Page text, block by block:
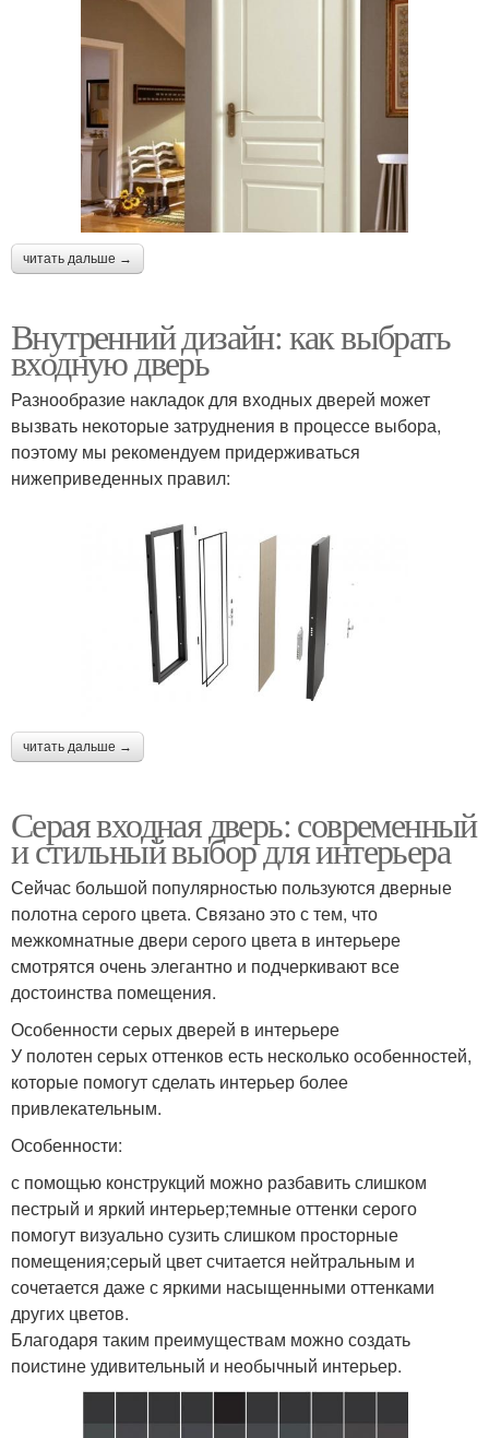
читать дальше →
Внутренний дизайн: как выбрать
входную дверь
Разнообразие накладок для входных дверей может
вызвать некоторые затруднения в процессе выбора,
поэтому мы рекомендуем придерживаться
нижеприведенных правил:
читать дальше →
Серая входная дверь: современный
и стильный выбор для интерьера
Сейчас большой популярностью пользуются дверные
полотна серого цвета. Связано это с тем, что
межкомнатные двери серого цвета в интерьере
смотрятся очень элегантно и подчеркивают все
достоинства помещения.
Особенности серых дверей в интерьере
У полотен серых оттенков есть несколько особенностей,
которые помогут сделать интерьер более
привлекательным.
Особенности:
с помощью конструкций можно разбавить слишком
пестрый и яркий интерьер;темные оттенки серого
помогут визуально сузить слишком просторные
помещения;серый цвет считается нейтральным и
сочетается даже с яркими насыщенными оттенками
других цветов.
Благодаря таким преимуществам можно создать
поистине удивительный и необычный интерьер.